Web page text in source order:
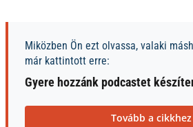
Miközben Ön ezt olvassa, valaki
már kattintott erre:
Gyere hozzánk podcastet
Tovább a cikkhez